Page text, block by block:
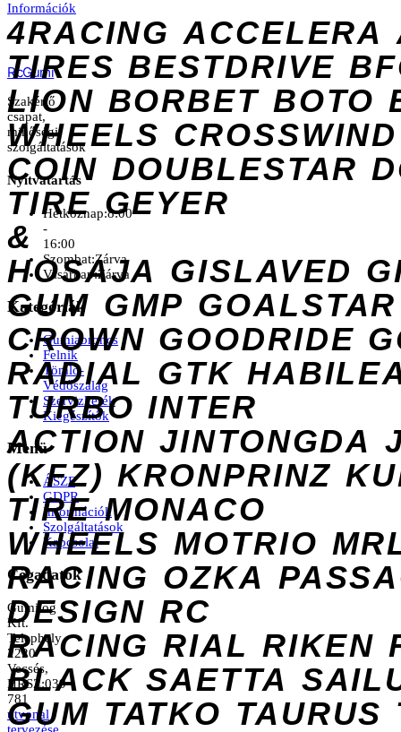
Információk
4RACING ACCELERA
TIRES BESTDRIVE
LION BORBET BOTO
WHEELS CROSSWIND
COIN DOUBLESTAR
TIRE GEYER
&
HOSAJA GISLAVED
GUM GMP GOALSTAR
CROWN GOODRIDE
RADIAL GTK
TURBO INTER
ACTION JINTONGDA
(KFZ) KRONPRINZ
TIRE MONACO
WHEELS MOTRIO
RACING OZKA
DESIGN RC
RACING RIAL RIKEN
BLACK SAETTA
GUM TATKO TAURUS
RcGumi
Szakértő
csapat,
minőségi
szolgáltatások
Nyitvatartás
Hétköznap:8:00
-
16:00
Szombat:Zárva
Vasárnap:Zárva
Kategóriák
Gumiabroncs
Felnik
Tömlő-
Védőszalag
Szervizkerék
Kiegészítők
Menü
ÁSZF
GDPR
Információk
Szolgáltatások
Kapcsolat
Cégadatok
Gumilog
Kft.
Telephely
2220
Vecsés,
HRSZ:039
781
útvonal